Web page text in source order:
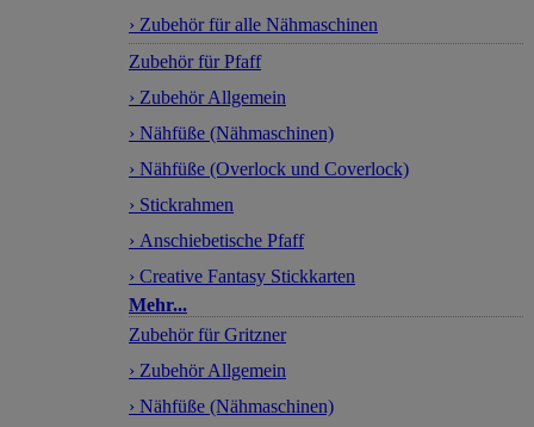
› Zubehör für alle Nähmaschinen
Zubehör für Pfaff
› Zubehör Allgemein
› Nähfüße (Nähmaschinen)
› Nähfüße (Overlock und Coverlock)
› Stickrahmen
› Anschiebetische Pfaff
› Creative Fantasy Stickkarten
Mehr...
Zubehör für Gritzner
› Zubehör Allgemein
› Nähfüße (Nähmaschinen)